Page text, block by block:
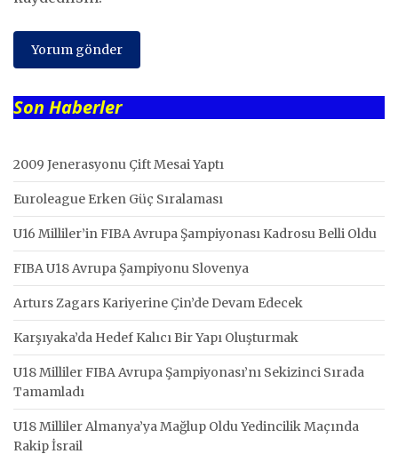
Son Haberler
2009 Jenerasyonu Çift Mesai Yaptı
Euroleague Erken Güç Sıralaması
U16 Milliler’in FIBA Avrupa Şampiyonası Kadrosu Belli Oldu
FIBA U18 Avrupa Şampiyonu Slovenya
Arturs Zagars Kariyerine Çin’de Devam Edecek
Karşıyaka’da Hedef Kalıcı Bir Yapı Oluşturmak
U18 Milliler FIBA Avrupa Şampiyonası’nı Sekizinci Sırada
Tamamladı
U18 Milliler Almanya’ya Mağlup Oldu Yedincilik Maçında
Rakip İsrail